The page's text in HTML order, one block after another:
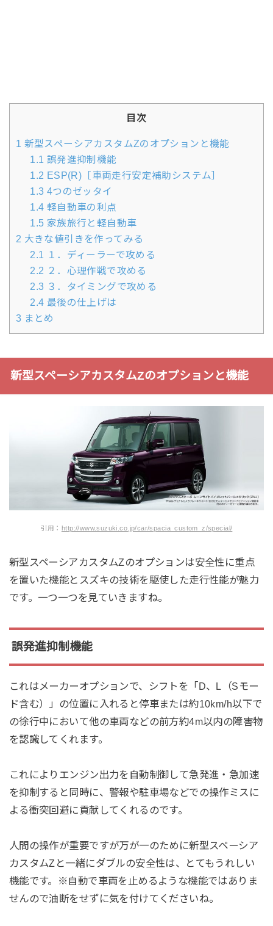
目次
1 新型スペーシアカスタムZのオプションと機能
1.1 誤発進抑制機能
1.2 ESP(R)［車両走行安定補助システム］
1.3 4つのゼッタイ
1.4 軽自動車の利点
1.5 家族旅行と軽自動車
2 大きな値引きを作ってみる
2.1 １．ディーラーで攻める
2.2 ２．心理作戦で攻める
2.3 ３．タイミングで攻める
2.4 最後の仕上げは
3 まとめ
新型スペーシアカスタムZのオプションと機能
引用： http://www.suzuki.co.jp/car/spacia_custom_z/special/
新型スペーシアカスタムZのオプションは安全性に重点
を置いた機能とスズキの技術を駆使した走行性能が魅力
です。一つ一つを見ていきますね。
誤発進抑制機能
これはメーカーオプションで、シフトを「D、L（Sモー
ド含む）」の位置に入れると停車または約10km/h以下で
の徐行中において他の車両などの前方約4m以内の障害物
を認識してくれます。
これによりエンジン出力を自動制御して急発進・急加速
を抑制すると同時に、警報や駐車場などでの操作ミスに
よる衝突回避に貢献してくれるのです。
人間の操作が重要ですが万が一のために新型スペーシア
カスタムZと一緒にダブルの安全性は、とてもうれしい
機能です。※自動で車両を止めるような機能ではありま
せんので油断をせずに気を付けてくださいね。